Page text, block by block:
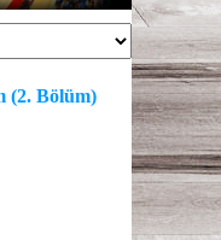
(2. Bölüm)